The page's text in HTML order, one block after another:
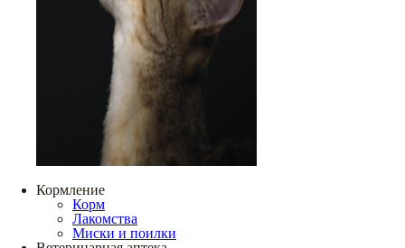
Кормление
Корм
Лакомства
Миски и поилки